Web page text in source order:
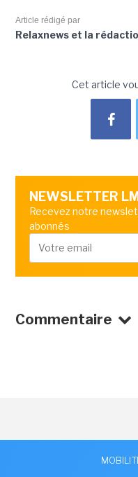
Article rédigé par
Relaxnews et la
Cet article
NEWSLETTER LMI
Recevez notre
abonnés
Commentaire